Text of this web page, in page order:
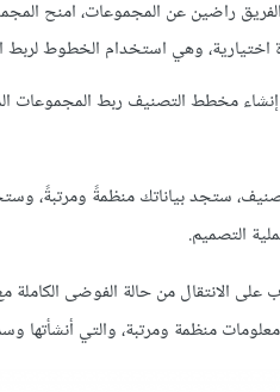
راضين عن المجموعات، امنح
وهي استخدام الخطوط
مخطط التصنيف ربط المجموعات
ستجد بياناتك منظمةً ومرتبةً،
التصميم.
الانتقال من حالة الفوضى الكاملة
منظمة ومرتبة، والتي أنشأتها